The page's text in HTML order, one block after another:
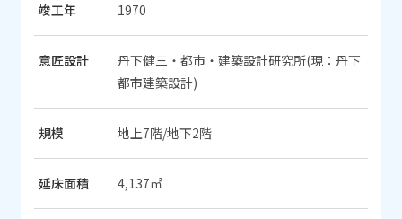
竣工年 1970
意匠設計
丹下健三・都市・建築設計研究所(現：丹下
都市建築設計)
規模 地上7階/地下2階
延床面積 4,137㎡